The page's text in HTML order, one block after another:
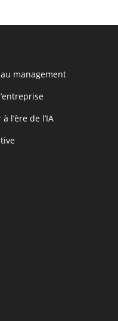
management
l’ère de l’IA